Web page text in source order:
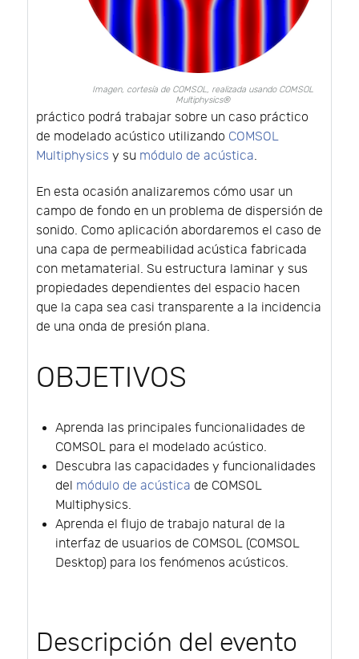
Imagen, cortesía de COMSOL, realizada usando COMSOL
Multiphysics®
práctico podrá trabajar sobre un caso práctico
de modelado acústico utilizando COMSOL
Multiphysics y su módulo de acústica.
En esta ocasión analizaremos cómo usar un
campo de fondo en un problema de dispersión de
sonido. Como aplicación abordaremos el caso de
una capa de permeabilidad acústica fabricada
con metamaterial. Su estructura laminar y sus
propiedades dependientes del espacio hacen
que la capa sea casi transparente a la incidencia
de una onda de presión plana.
OBJETIVOS
Aprenda las principales funcionalidades de
COMSOL para el modelado acústico.
Descubra las capacidades y funcionalidades
del módulo de acústica de COMSOL
Multiphysics.
Aprenda el flujo de trabajo natural de la
interfaz de usuarios de COMSOL (COMSOL
Desktop) para los fenómenos acústicos.
Descripción del evento